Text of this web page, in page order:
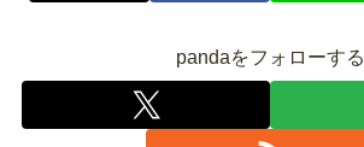
pandaをフォローする